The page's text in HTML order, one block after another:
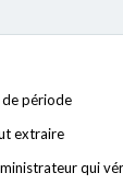
période
extraire
qui